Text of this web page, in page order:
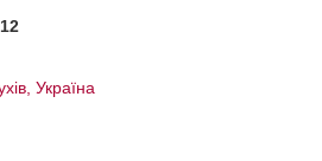
Україна